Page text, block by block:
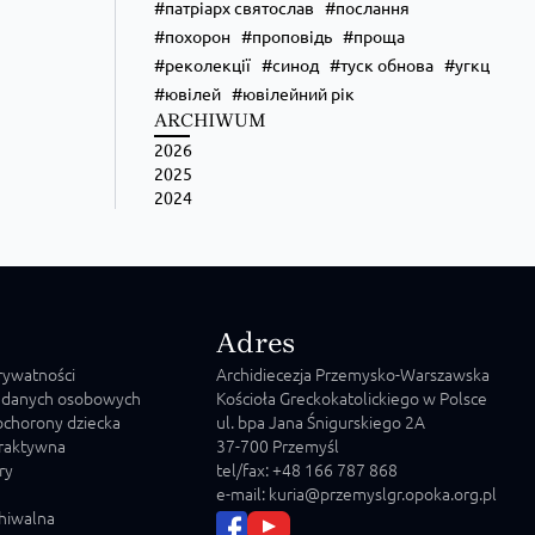
патріарх святослав
послання
похорон
проповідь
проща
реколекції
синод туск обнова
угкц
ювілей
ювілейний рік
ARCHIWUM
2026
2025
2024
osobowych
dziecka
Adres
Archidiecezja Przemysko-Warszawska
Kościoła Greckokatolickiego w Polsce
ul. bpa Jana Śnigurskiego 2A
37-700 Przemyśl
tel/fax: +48 166 787 868
e-mail: kuria@przemyslgr.opoka.org.pl